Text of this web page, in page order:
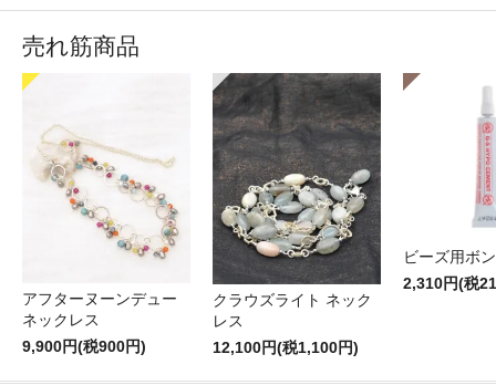
売れ筋商品
アフターヌーンデュー
ネックレス
9,900円(税900円)
クラウズライト ネック
レス
12,100円(税1,100円)
ビーズ用ボ
2,310円(税